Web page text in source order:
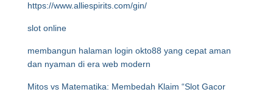
https://www.alliespirits.com/gin/
slot online
membangun halaman login okto88 yang cepat aman
dan nyaman di era web modern
Mitos vs Matematika: Membedah Klaim “Slot Gacor